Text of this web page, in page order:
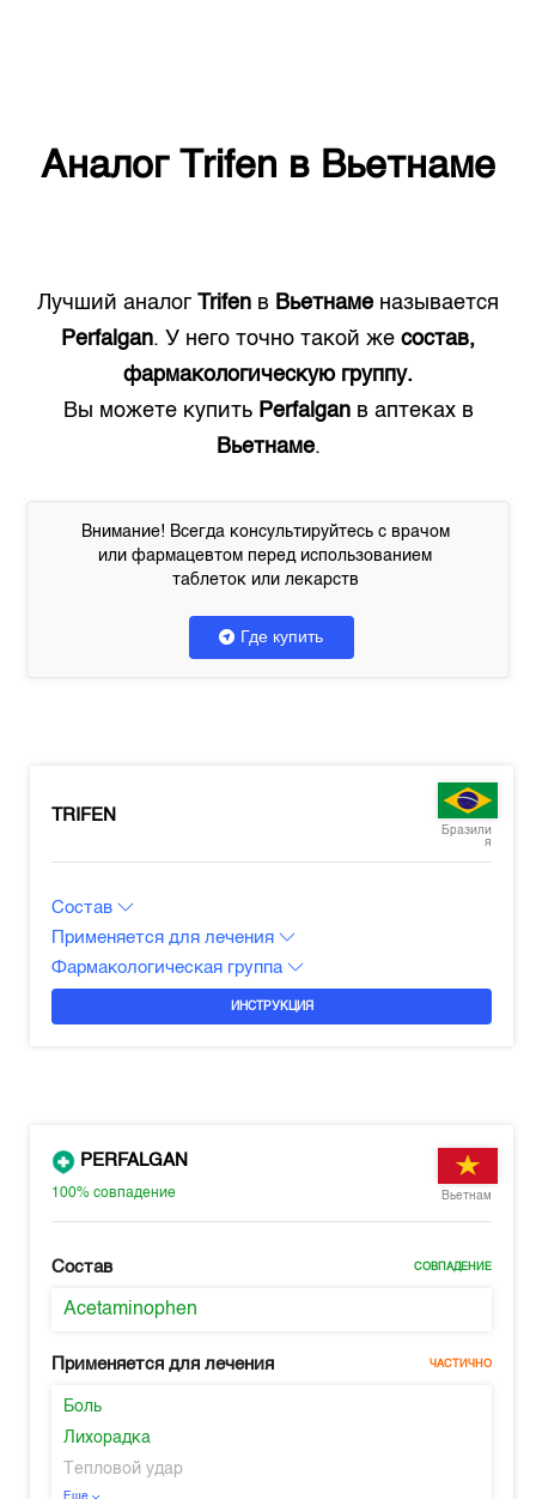
Аналог Trifen в Вьетнаме
Лучший аналог Trifen в Вьетнаме называется
Perfalgan. У него точно такой же состав,
фармакологическую группу.
Вы можете купить Perfalganв аптеках в
Вьетнаме.
Внимание! Всегда консультируйтесь с врачом
или фармацевтом перед использованием
таблеток или лекарств
Где купить
TRIFEN
Бразили
я
Состав
Применяется для лечения
Фармакологическая группа
ИНСТРУКЦИЯ
PERFALGAN
100%совпадение Вьетнам
Состав СОВПАДЕНИЕ
Acetaminophen
Применяется для лечения ЧАСТИЧНО
Боль
Лихорадка
Тепловой удар
Еще